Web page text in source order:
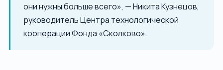
они нужны больше всего», — Никита Кузнецов,
руководитель Центра технологической
кооперации Фонда «Сколково».